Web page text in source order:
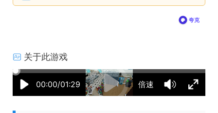
夸克
关于此游戏
00:00/01:29 倍速
50% 75%